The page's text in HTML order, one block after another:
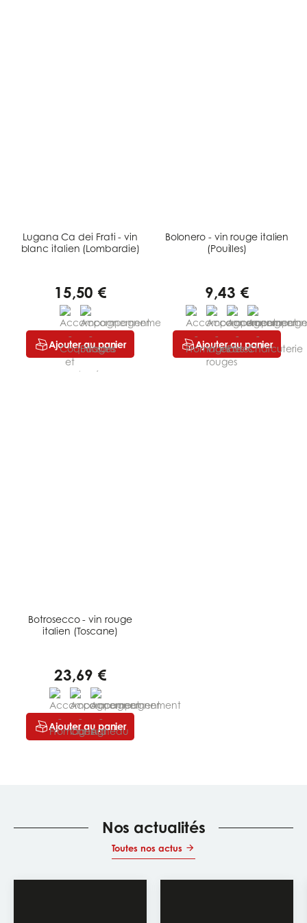
Lugana Ca dei Frati - vin
blanc italien (Lombardie)
15,50 €
Ajouter au panier
Bolonero - vin rouge italien
(Pouilles)
9,43 €
Ajouter au panier
Botrosecco - vin rouge
italien (Toscane)
23,69 €
Ajouter au panier
Nos actualités
Toutes nos actus